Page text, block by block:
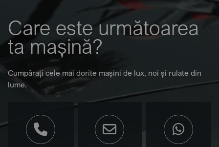
Care este următoarea
ta mașină?
Cumpărați cele mai dorite mașini de lux, noi și rulate din
lume.